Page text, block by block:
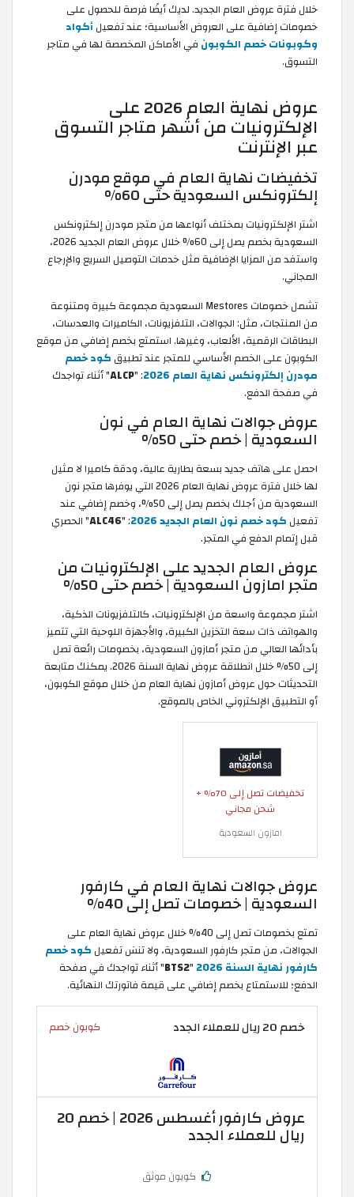
خلال فترة عروض العام الجديد. لديك أيضًا فرصة للحصول على
خصومات إضافية على العروض الأساسية؛ عند تفعيلأكواد
وكوبونات خصم الكوبون في الأماكن المخصصة لها في متاجر
التسوق.
عروض نهاية العام 2026 على
الإلكترونيات من أشهر متاجر التسوق
عبر الإنترنت
تخفيضات نهاية العام في موقع مودرن
إلكترونكس السعودية حتى 60%
اشتر الإلكترونيات بمختلف أنواعها من متجر مودرن إلكترونكس
السعودية بخصم يصل إلى 60% خلال عروض العام الجديد 2026،
واستفد من المزايا الإضافية مثل خدمات التوصيل السريع والإرجاع
المجاني.
تشمل خصومات Mestores السعودية مجموعة كبيرة ومتنوعة
من المنتجات، مثل: الجوالات، التلفزيونات، الكاميرات والعدسات،
البطاقات الرقمية، الألعاب، وغيرها. استمتع بخصم إضافي من موقع
الكوبون على الخصم الأساسي للمتجر عند تطبيق كود خصم
مودرن إلكترونكس نهاية العام 2026
: "
ALCP" أثناء تواجدك
في صفحة الدفع.
عروض جوالات نهاية العام في نون
السعودية | خصم حتى 50%
احصل على هاتف جديد بسعة بطارية عالية، ودقة كاميرا لا مثيل
لها خلال فترة عروض نهاية العام 2026 التي يوفرها متجر نون
السعودية من أجلك بخصم يصل إلى 50%، وخصم إضافي عند
تفعيل كود خصم نون العام الجديد 2026 : "
ALC46" الحصري
قبل إتمام الدفع في المتجر.
عروض العام الجديد على الإلكترونيات من
متجر امازون السعودية | خصم حتى 50%
اشتر مجموعة واسعة من الإلكترونيات، كالتلفزيونات الذكية،
والهواتف ذات سعة التخزين الكبيرة، والأجهزة اللوحية التي تتميز
بأدائها العالي من متجر أمازون السعودية، بخصومات رائعة تصل
إلى 50% خلال انطلاقة عروض نهاية السنة 2026. يمكنك متابعة
التحديثات حول عروض أمازون نهاية العام من خلال موقع الكوبون،
أو التطبيق الإلكتروني الخاص بالموقع.
تخفيضات تصل إلى 70% +
شحن مجاني
امازون السعودية
عروض جوالات نهاية العام في كارفور
السعودية | خصومات تصل إلى 40%
تمتع بخصومات تصل إلى 40% خلال عروض نهاية العام على
الجوالات، من متجر كارفور السعودية، ولا تنسَ تفعيل كود خصم
كارفور نهاية السنة 2026
"
BTS2" أثناء تواجدك في صفحة
الدفع؛ للاستمتاع بخصم إضافي على قيمة فاتورتك النهائية.
خصم 20 ريال للعملاء الجدد كوبون خصم
عروض كارفور أغسطس 2026 | خصم 20
ريال للعملاء الجدد
كوبون موثق